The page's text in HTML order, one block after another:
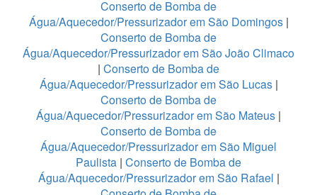
Conserto de Bomba de
Água/Aquecedor/Pressurizador em São Domingos|
Conserto de Bomba de
Água/Aquecedor/Pressurizador em São João Climaco
| Conserto de Bomba de
Água/Aquecedor/Pressurizador em São Lucas|
Conserto de Bomba de
Água/Aquecedor/Pressurizador em São Mateus |
Conserto de Bomba de
Água/Aquecedor/Pressurizador em São Miguel
Paulista | Conserto de Bomba de
Água/Aquecedor/Pressurizador em São Rafael |